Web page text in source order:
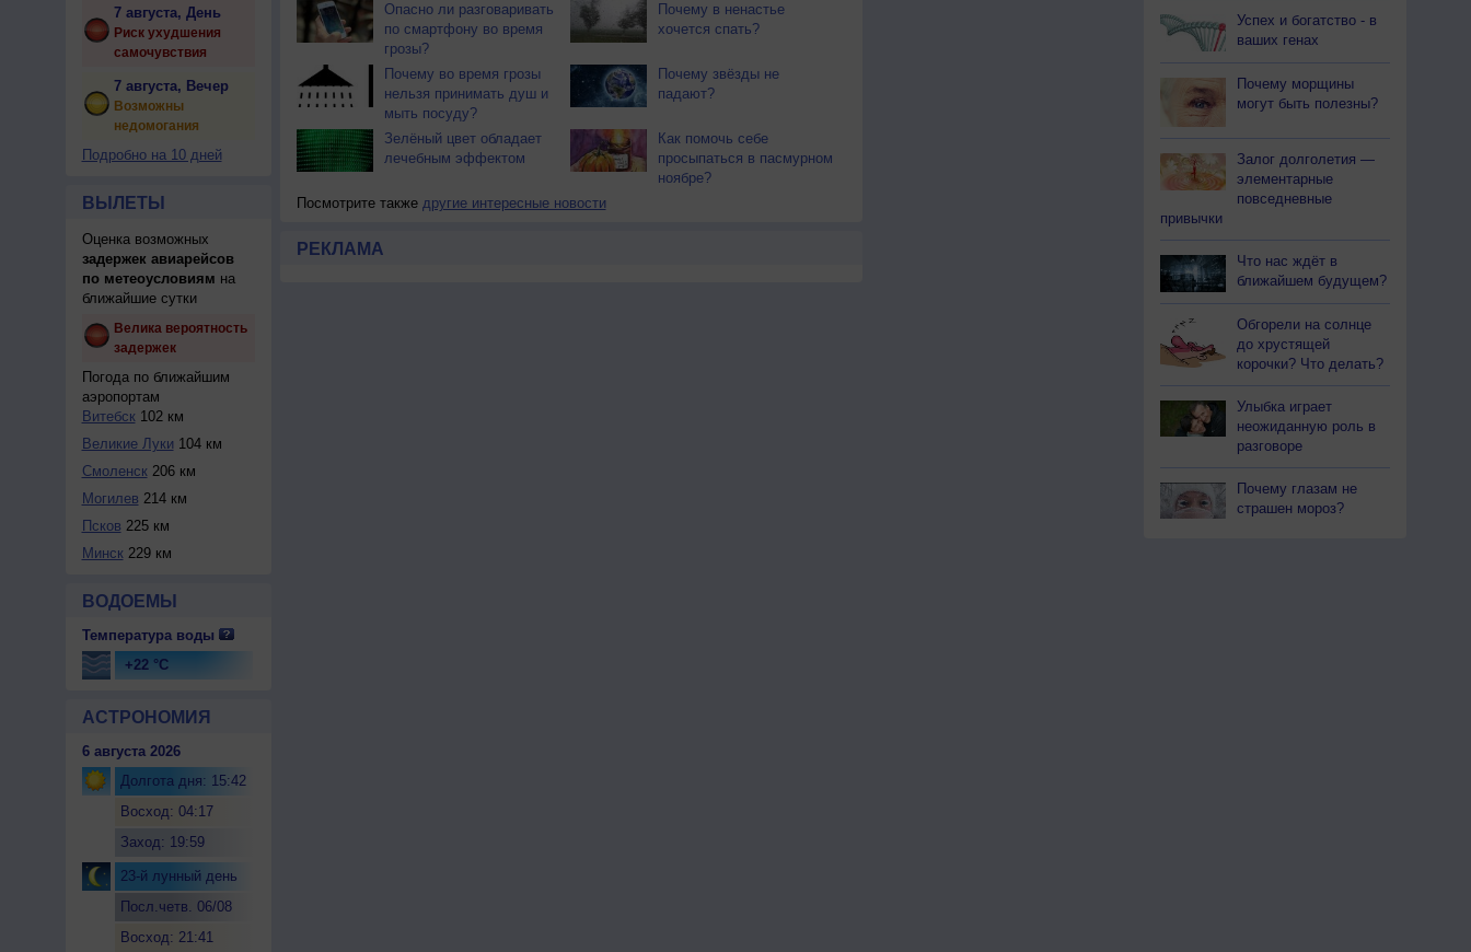
7 августа, День
Риск ухудшения
самочувствия
7 августа, Вечер
Возможны
недомогания
Подробно на 10 дней
ВЫЛЕТЫ
Оценка возможных
задержек авиарейсов
по метеоусловиям на
ближайшие сутки
Велика вероятность
задержек
Погода по ближайшим
аэропортам
Витебск102 км
Великие Луки 104 км
Смоленск206 км
Могилев 214 км
Псков 225 км
Минск229 км
ВОДОЕМЫ
Температура воды
+22 °C
АСТРОНОМИЯ
6 августа 2026
Долгота дня: 15:42
Восход: 04:17
Заход: 19:59
23-й лунный день
Посл.четв. 06/08
Восход: 21:41
Опасно ли разговаривать
по смартфону во время
грозы?
Почему в ненастье
хочется спать?
Почему во время грозы
нельзя принимать душ и
мыть посуду?
Почему звёзды не
падают?
Зелёный цвет обладает
лечебным эффектом
Как помочь себе
просыпаться в пасмурном
ноябре?
Посмотрите также другие интересные новости
РЕКЛАМА
Успех и богатство - в
ваших генах
Почему морщины
могут быть полезны?
Залог долголетия —
элементарные
повседневные
привычки
Что нас ждёт в
ближайшем будущем?
Обгорели на солнце
до хрустящей
корочки? Что делать?
Улыбка играет
неожиданную роль в
разговоре
Почему глазам не
страшен мороз?